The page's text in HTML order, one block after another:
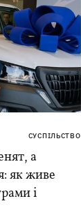
СУСПІЛЬСТВО
а
як живе
і